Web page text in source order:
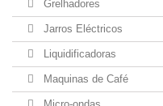
Grelhadores
Jarros Eléctricos
Liquidificadoras
Maquinas de Café